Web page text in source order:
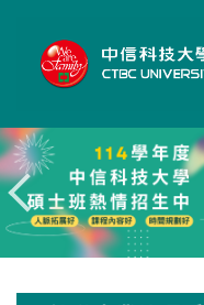
容
區